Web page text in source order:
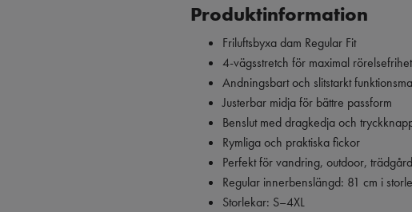
Produktinformation
Friluftsbyxa dam Regular Fit
4-vägsstretch för maximal rörelsefrihet
Andningsbart och slitstarkt
Justerbar midja för bättre passform
Benslut med dragkedja och
Rymliga och praktiska fickor
Perfekt för vandring, outdoor,
Regular innerbenslängd: 81 cm i
Storlekar: S–4XL